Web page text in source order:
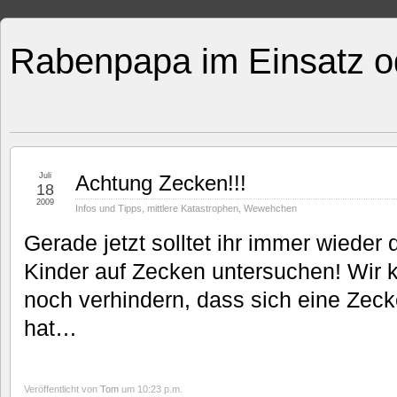
Rabenpapa im Einsatz
Achtung Zecken!!!
Infos und Tipps mittlere Katastrophen Wewehchen
Juli
18
2009
Gerade jetzt solltet ihr immer wieder
Kinder auf Zecken untersuchen! Wir
noch verhindern, dass sich eine
hat…
Veröffentlicht von Tom um 10:23 p.m.